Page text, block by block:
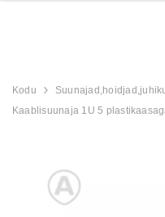
Kodu
Kaablisuunaja 1U 5
Kaup laos